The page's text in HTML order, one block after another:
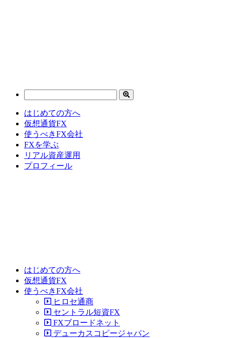
はじめての方へ
仮想通貨FX
使うべきFX会社
FXを学ぶ
リアル資産運用
プロフィール
はじめての方へ
仮想通貨FX
使うべきFX会社
ヒロセ通商
セントラル短資FX
FXブロードネット
デューカスコピージャパン